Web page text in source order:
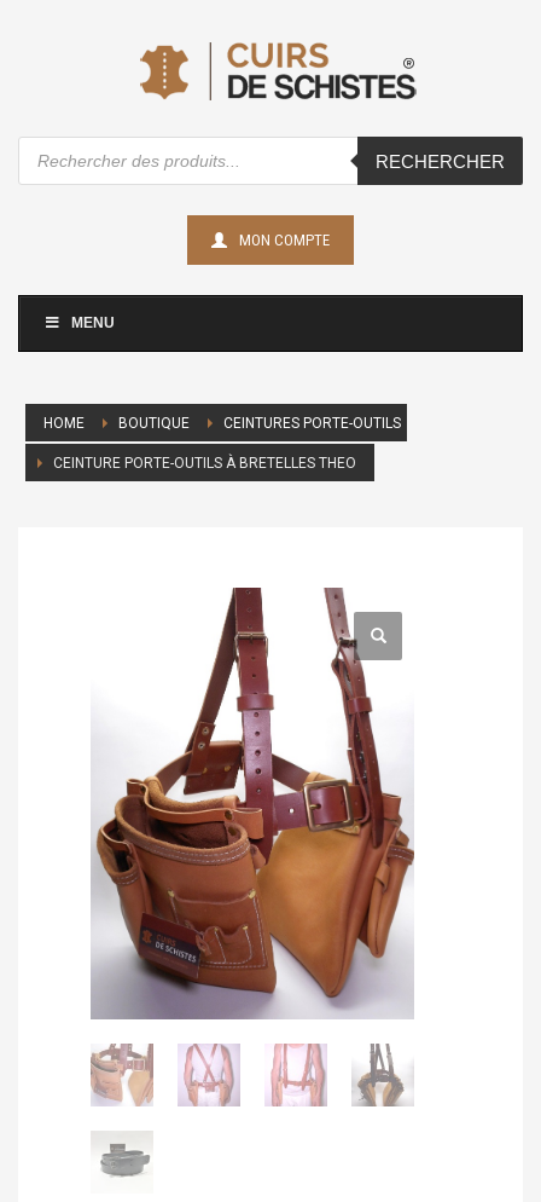
Recherche
de
produits
RECHERCHER
MON COMPTE
MENU
HOME BOUTIQUE CEINTURES PORTE-OUTILS
CEINTURE PORTE-OUTILS À BRETELLES THEO